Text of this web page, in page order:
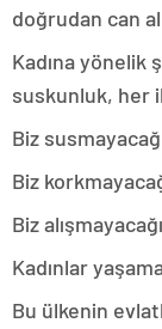
doğrudan can
Kadına
suskunluk, her
Biz
Biz
Biz
Kadınlar
Bu ülkenin